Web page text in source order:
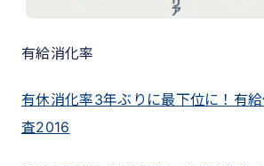
有給消化率
有休消化率3年ぶりに最下位に！有
査2016